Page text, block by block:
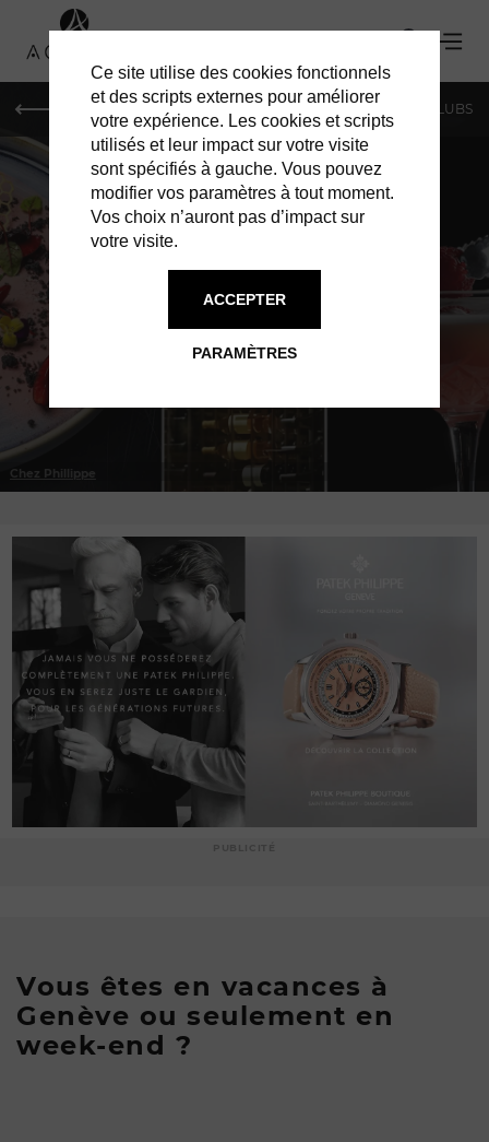
SHOPPING RESTAURANTS BARS & CLUBS
Chez Phillippe
RESTAURANTS
Vous êtes en vacances à
Genève ou seulement en
week-end ?
Ce site utilise des cookies fonctionnels
et des scripts externes pour améliorer
votre expérience. Les cookies et scripts
utilisés et leur impact sur votre visite
sont spécifiés à gauche. Vous pouvez
modifier vos paramètres à tout moment.
Vos choix n’auront pas d’impact sur
votre visite.
PARAMÈTRES
ACCEPTER